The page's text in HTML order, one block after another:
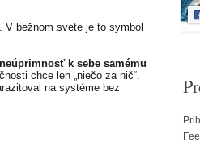
. V bežnom svete je to symbol
neúprimnosť k sebe samému
chce len „niečo za nič“.
na systéme bez